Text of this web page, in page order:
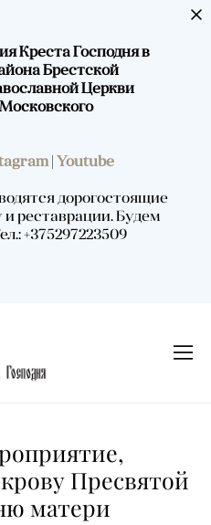
Креста Господня в
Брестской
Церкви
| Youtube
дорогостоящие
реставрации. Будем
+375297223509
Пресвятой
матери